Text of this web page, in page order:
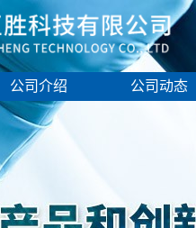
公司介绍 公司动态